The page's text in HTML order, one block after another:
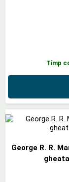
Timp
George R. R.